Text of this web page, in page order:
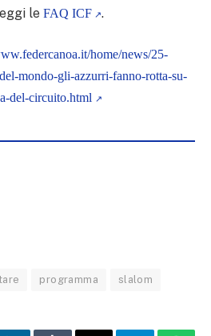
le FAQ ICF .
home/news/25-
mondo-gli-azzurri-fanno-rotta-su-
del-circuito.html
programma slalom